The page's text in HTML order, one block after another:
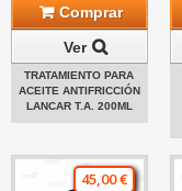
Comprar
Ver
TRATAMIENTO PARA
ACEITE ANTIFRICCIÓN
LANCAR T.A. 200ML
45,00 €